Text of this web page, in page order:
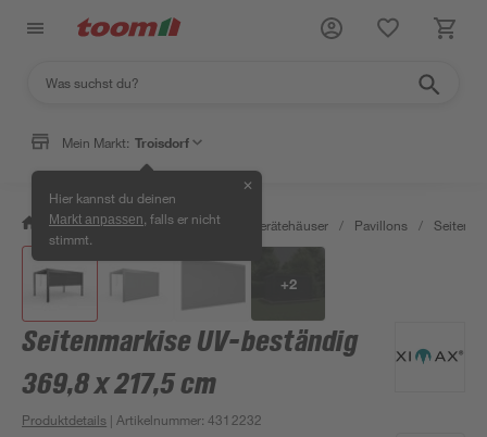
Mein Markt: Troisdorf
Hier kannst du deinen
Markt anpassen , falls er nicht
stimmt.
✕
/ Garten & Freizeit / Garten- & Gerätehäuser / Pavillons /
+2
Seitenmarkise UV-beständig
369,8 x 217,5 cm
Produktdetails | Artikelnummer:4312232